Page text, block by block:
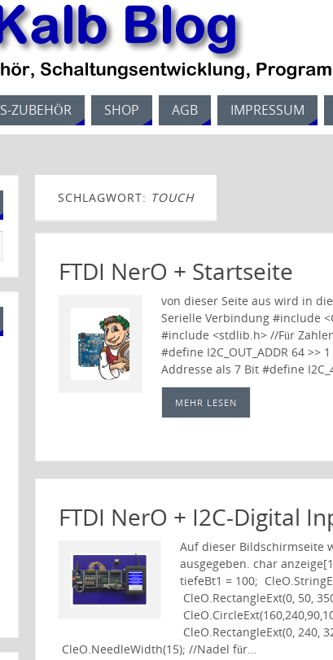
ZUBEHÖR SHOP AGB IMPRESSUM
SCHLAGWORT: TOUCH
FTDI NerO + Startseite
von dieser Seite aus wird in
Serielle Verbindung #include
#include <stdlib.h> //Für
#define I2C_OUT_ADDR 64 >>
Addresse als 7 Bit #define
MEHR LESEN
FTDI NerO + I2C-Digital
Auf dieser Bildschirmseite
ausgegeben. char
tiefeBt1 = 100;
CleO.RectangleExt(0, 50,
CleO.RectangleExt(0, 240,
CleO.NeedleWidth(15); //Nadel für…